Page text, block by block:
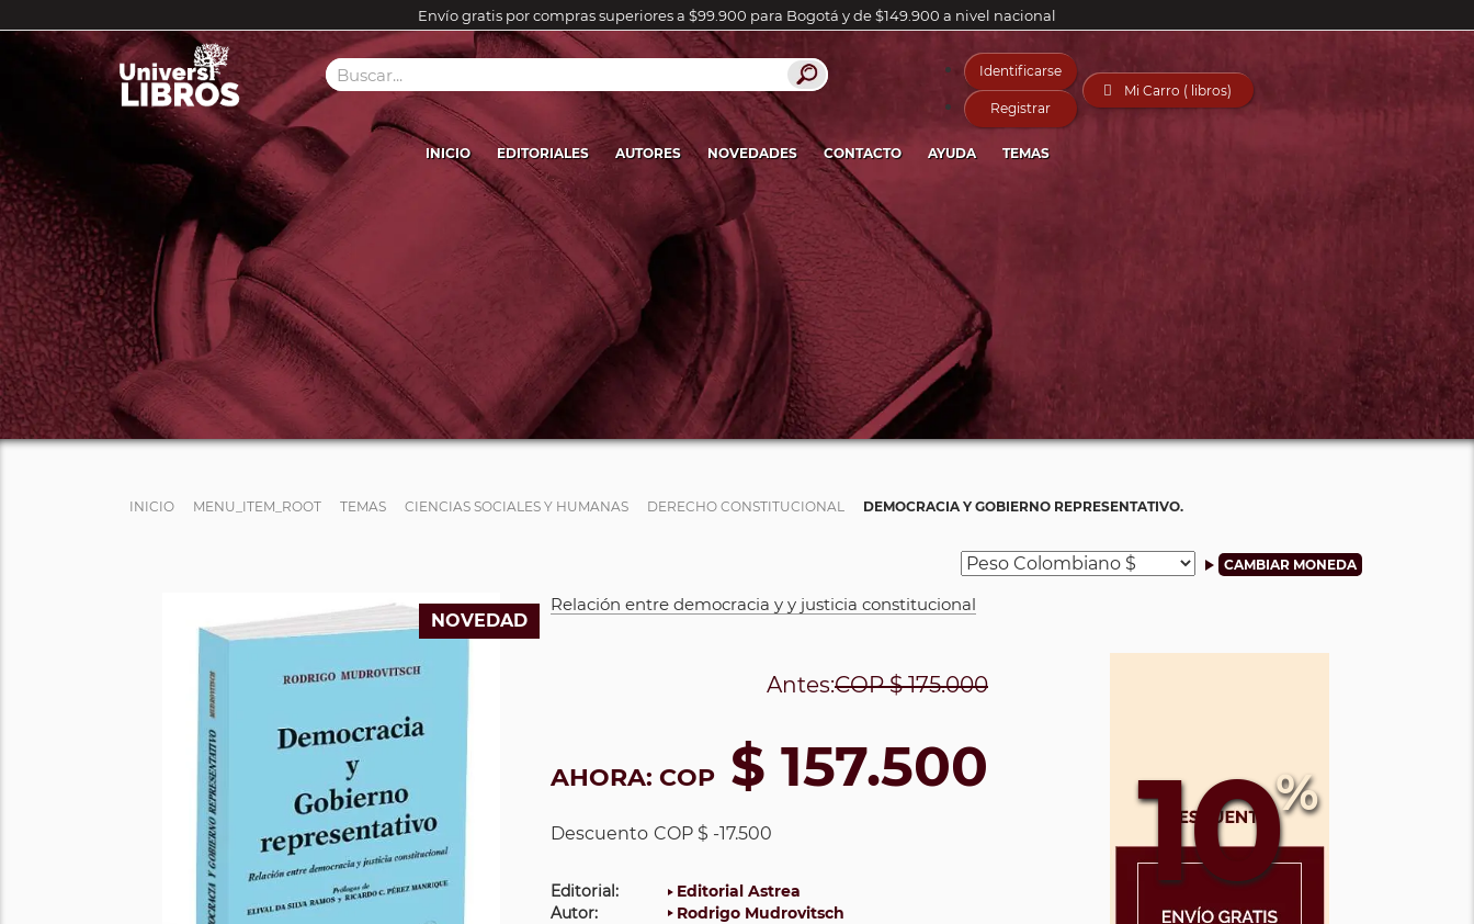
Envío gratis por compras superiores a $99.900 para Bogotá y de $149.900 a nivel nacional
Identificarse
Registrar
 Mi Carro ( libros)
INICIO EDITORIALES AUTORES NOVEDADES CONTACTO AYUDA TEMAS
INICIO MENU_ITEM_ROOT TEMAS CIENCIAS SOCIALES Y HUMANAS DERECHO CONSTITUCIONAL DEMOCRACIA Y GOBIERNO REPRESENTATIVO.
NOVEDAD
Relación entre democracia y y justicia constitucional
10%
Antes:COP$ 175.000
AHORA: COP $ 157.500
Descuento COP $ -17.500
Editorial:
Editorial Astrea
Autor:
Rodrigo Mudrovitsch